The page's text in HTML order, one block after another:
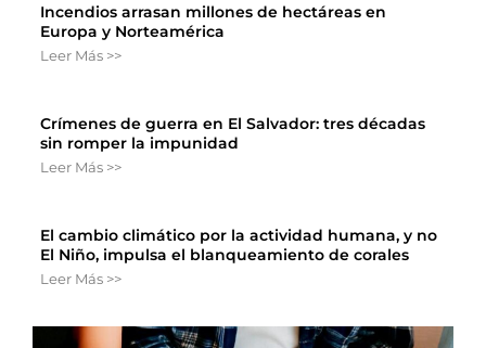
Incendios arrasan millones de hectáreas en
Europa y Norteamérica
Leer Más >>
Crímenes de guerra en El Salvador: tres décadas
sin romper la impunidad
Leer Más >>
El cambio climático por la actividad humana, y no
El Niño, impulsa el blanqueamiento de corales
Leer Más >>